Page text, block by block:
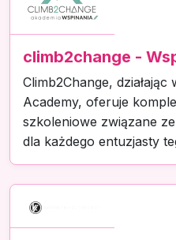
climb2change -
Climb2Change,
Academy, oferuje
szkoleniowe związane
dla każdego entuzjasty